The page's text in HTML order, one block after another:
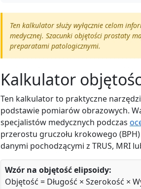
Ten kalkulator służy wyłącznie celom
medycznej. Szacunki objętości prostaty
preparatami patologicznymi.
Kalkulator
Ten kalkulator to praktyczne
podstawie pomiarów obrazowych.
specjalistów medycznych podczas
przerostu gruczołu krokowego
danymi pochodzącymi z TRUS, MRI
Wzór na objętość elipsoidy:
Objętość = Długość × Szerokość ×